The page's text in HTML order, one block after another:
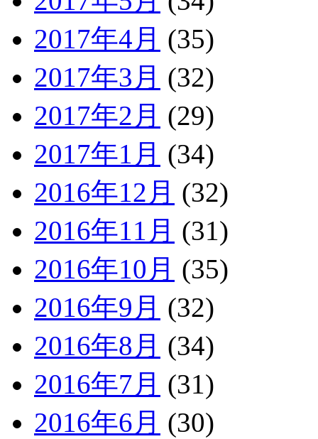
2017年4月 (35)
2017年3月 (32)
2017年2月 (29)
2017年1月 (34)
2016年12月 (32)
2016年11月 (31)
2016年10月 (35)
2016年9月 (32)
2016年8月 (34)
2016年7月 (31)
2016年6月 (30)